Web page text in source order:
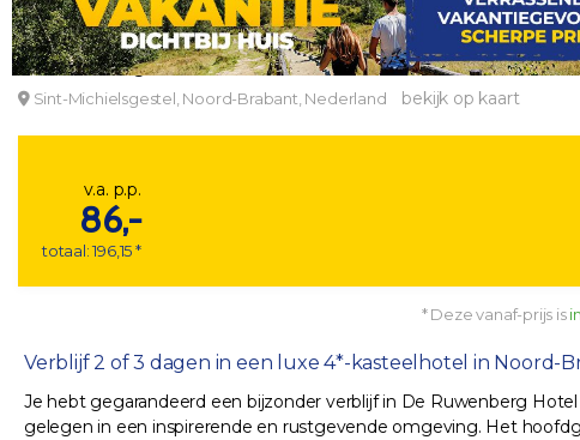
Luxe 4*-kasteelhotel in Noord-Brabant incl. ontbijt,
De Ruwenberg Hotel
Sint-Michielsgestel, Noord-Brabant, Nederland bekijk op kaart
v.a. p.p.
86,-
totaal: 196,15 *
* Deze vanaf-prijs is
Verblijf 2 of 3 dagen in een luxe 4*-kasteelhotel in Noord-
Je hebt gegarandeerd een bijzonder verblijf in De Ruwenberg
gelegen in een inspirerende en rustgevende omgeving. Het